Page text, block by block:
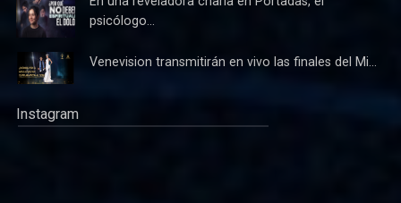
psicólogo...
Venevision transmitirán en vivo las finales del Mi...
Instagram